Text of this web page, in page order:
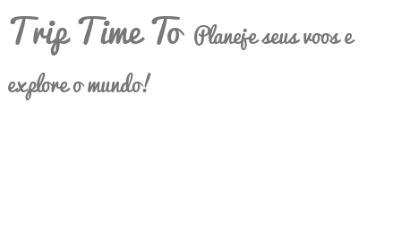
Trip Time To Planeje seus voos e
explore o mundo!